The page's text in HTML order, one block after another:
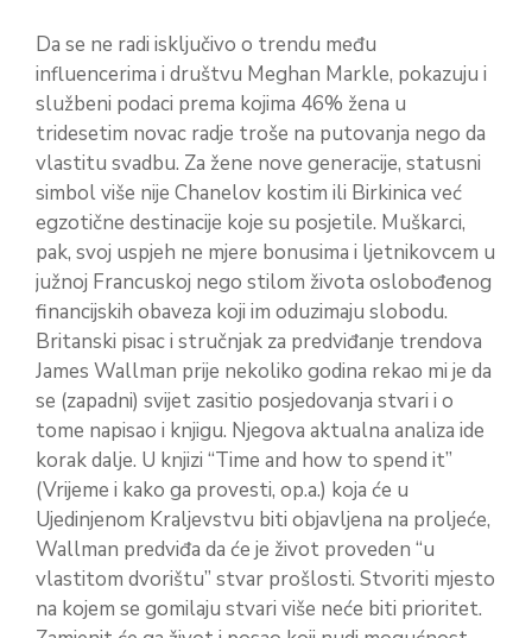
Da se ne radi isključivo o trendu među
influencerima i društvu Meghan Markle, pokazuju i
službeni podaci prema kojima 46% žena u
tridesetim novac radje troše na putovanja nego da
vlastitu svadbu. Za žene nove generacije, statusni
simbol više nije Chanelov kostim ili Birkinica već
egzotične destinacije koje su posjetile. Muškarci,
pak, svoj uspjeh ne mjere bonusima i ljetnikovcem u
južnoj Francuskoj nego stilom života oslobođenog
financijskih obaveza koji im oduzimaju slobodu.
Britanski pisac i stručnjak za predviđanje trendova
James Wallman prije nekoliko godina rekao mi je da
se (zapadni) svijet zasitio posjedovanja stvari i o
tome napisao i knjigu. Njegova aktualna analiza ide
korak dalje. U knjizi “Time and how to spend it”
(Vrijeme i kako ga provesti, op.a.) koja će u
Ujedinjenom Kraljevstvu biti objavljena na proljeće,
Wallman predviđa da će je život proveden “u
vlastitom dvorištu” stvar prošlosti. Stvoriti mjesto
na kojem se gomilaju stvari više neće biti prioritet.